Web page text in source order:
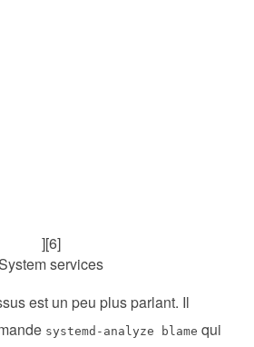
][6]
services
est un peu plus parlant. Il
systemd-analyze blame qui